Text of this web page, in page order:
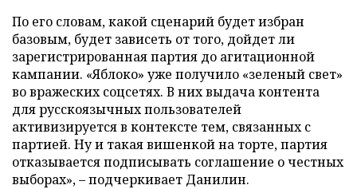
По его словам, какой сценарий будет избран
базовым, будет зависеть от того, дойдет ли
зарегистрированная партия до агитационной
кампании. «Яблоко» уже получило «зеленый свет»
во вражеских соцсетях. В них выдача контента
для русскоязычных пользователей
активизируется в контексте тем, связанных с
партией. Ну и такая вишенкой на торте, партия
отказывается подписывать соглашение о честных
выборах», – подчеркивает Данилин.